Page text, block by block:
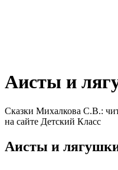
Аисты и
Сказки Михалкова С.В.:
на сайте Детский Класс
Аисты и